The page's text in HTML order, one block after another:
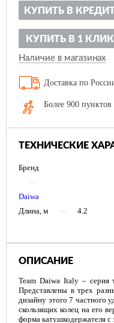
КУПИТЬ В
КУПИТЬ В 1 КЛИК
Наличие в магазинах
Доставка по
Более 900
ТЕХНИЧЕСКИЕ
Бренд
—
Daiwa
Длина, м
— 4.2
ОПИСАНИЕ
Team Daiwa Italy – серия
Представлены в трех
дизайну этого 7 частного
скользящих колец на его
форма катушкодержателя